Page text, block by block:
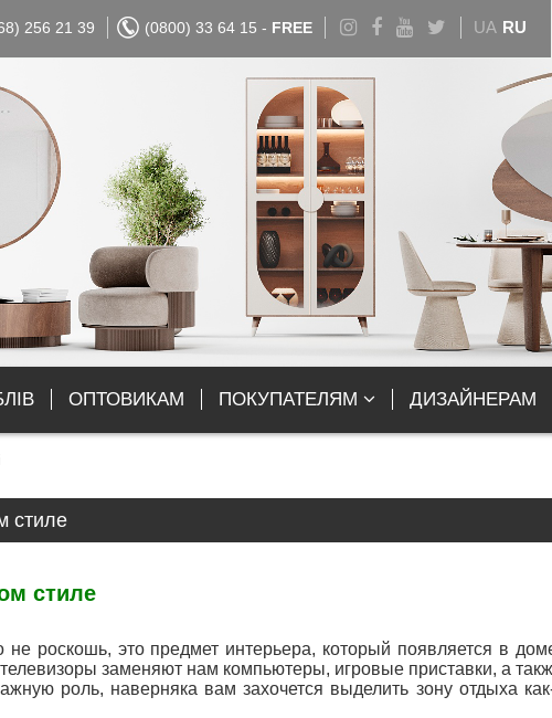
256 21 39 (0800) 33 64 15 - FREE UA RU
ОПТОВИКАМ ПОКУПАТЕЛЯМ ДИЗАЙНЕРАМ
стиле
стиле
роскошь, это предмет интерьера, который появляется в
заменяют нам компьютеры, игровые приставки, а
роль, наверняка вам захочется выделить зону отдыха